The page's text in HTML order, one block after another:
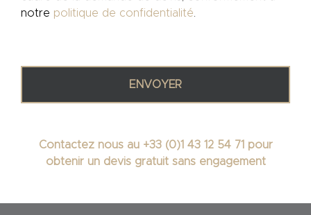
notre politique de confidentialité
Contactez nous au +33 (0)1 43 12 54 71 pour
obtenir un devis gratuit sans engagement